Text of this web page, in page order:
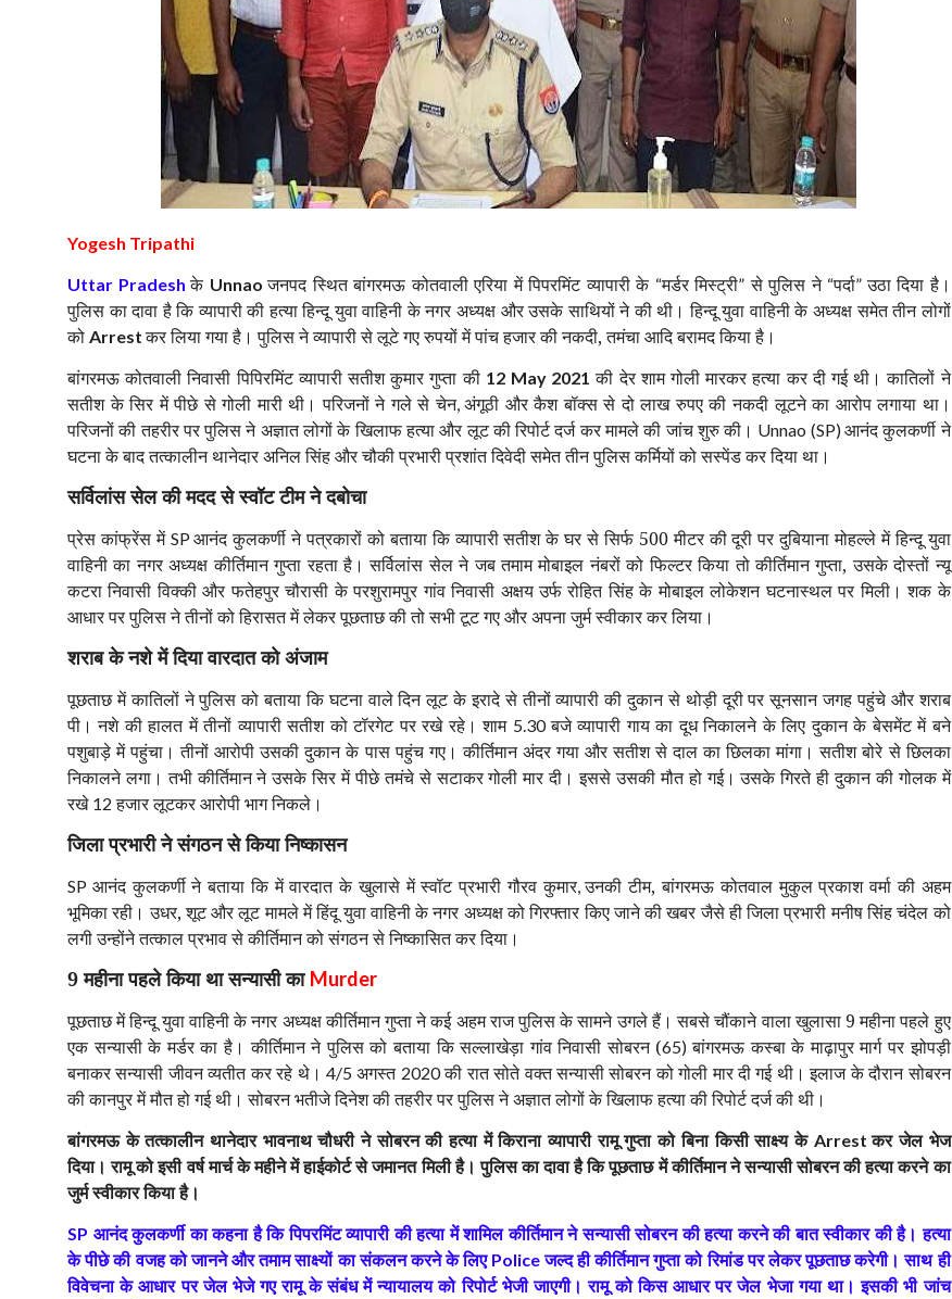
Yogesh Tripathi
Uttar Pradeshके Unnao जनपद स्थित बांगरमऊ कोतवाली एरिया में पिपरमिंट व्यापारी के “मर्डर मिस्ट्री” से पुलिस ने “पर्दा”उठा दिया है।
पुलिस का दावा है कि व्यापारी की हत्या हिन्दू युवा वाहिनी के नगर अध्यक्ष और उसके साथियों ने की थी। हिन्दू युवा वाहिनी के अध्यक्ष समेत तीन लोगों
को Arrestकर लिया गया है। पुलिस ने व्यापारी से लूटे गए रुपयों में पांच हजार की नकदी, तमंचा आदि बरामद किया है।
बांगरमऊ कोतवाली निवासी पिपिरमिंट व्यापारी सतीश कुमार गुप्ता की 12 May 2021 की देर शाम गोली मारकर हत्या कर दी गई थी। कातिलों ने
सतीश के सिर में पीछे से गोली मारी थी। परिजनों ने गले से चेन,अंगूठी और कैश बॉक्स से दो लाख रुपए की नकदी लूटने का आरोप लगाया था।
परिजनों की तहरीर पर पुलिस ने अज्ञात लोगों के खिलाफ हत्या और लूट की रिपोर्ट दर्ज कर मामले की जांच शुरु की। Unnao (SP)आनंद कुलकर्णी ने
घटना के बाद तत्कालीन थानेदार अनिल सिंह और चौकी प्रभारी प्रशांत दिवेदी समेत तीन पुलिस कर्मियों को सस्पेंड कर दिया था।
सर्विलांस सेल की मदद से स्वॉट टीम ने दबोचा
प्रेस कांफ्रेंस में SPआनंद कुलकर्णी ने पत्रकारों को बताया कि व्यापारी सतीश के घर से सिर्फ 500 मीटर की दूरी पर दुबियाना मोहल्ले में हिन्दू युवा
वाहिनी का नगर अध्यक्ष कीर्तिमान गुप्ता रहता है। सर्विलांस सेल ने जब तमाम मोबाइल नंबरों को फिल्टर किया तो कीर्तिमान गुप्ता, उसके दोस्तों न्यू
कटरा निवासी विक्की और फतेहपुर चौरासी के परशुरामपुर गांव निवासी अक्षय उर्फ रोहित सिंह के मोबाइल लोकेशन घटनास्थल पर मिली। शक के
आधार पर पुलिस ने तीनों को हिरासत में लेकर पूछताछ की तो सभी टूट गए और अपना जुर्म स्वीकार कर लिया।
शराब के नशे में दिया वारदात को अंजाम
पूछताछ में कातिलों ने पुलिस को बताया कि घटना वाले दिन लूट के इरादे से तीनों व्यापारी की दुकान से थोड़ी दूरी पर सूनसान जगह पहुंचे और शराब
पी। नशे की हालत में तीनों व्यापारी सतीश को टॉरगेट पर रखे रहे। शाम 5.30बजे व्यापारी गाय का दूध निकालने के लिए दुकान के बेसमेंट में बने
पशुबाड़े में पहुंचा। तीनों आरोपी उसकी दुकान के पास पहुंच गए। कीर्तिमान अंदर गया और सतीश से दाल का छिलका मांगा। सतीश बोरे से छिलका
निकालने लगा। तभी कीर्तिमान ने उसके सिर में पीछे तमंचे से सटाकर गोली मार दी। इससे उसकी मौत हो गई। उसके गिरते ही दुकान की गोलक में
रखे 12 हजार लूटकर आरोपी भाग निकले।
जिला प्रभारी ने संगठन से किया निष्कासन
SP आनंद कुलकर्णी ने बताया कि में वारदात के खुलासे में स्वॉट प्रभारी गौरव कुमार,उनकी टीम, बांगरमऊ कोतवाल मुकुल प्रकाश वर्मा की अहम
भूमिका रही। उधर, शूट और लूट मामले में हिंदू युवा वाहिनी के नगर अध्यक्ष को गिरफ्तार किए जाने की खबर जैसे ही जिला प्रभारी मनीष सिंह चंदेल को
लगी उन्होंने तत्काल प्रभाव से कीर्तिमान को संगठन से निष्कासित कर दिया।
9 महीना पहले किया था सन्यासी का Murder
पूछताछ में हिन्दू युवा वाहिनी के नगर अध्यक्ष कीर्तिमान गुप्ता ने कई अहम राज पुलिस के सामने उगले हैं। सबसे चौंकाने वाला खुलासा 9 महीना पहले हुए
एक सन्यासी के मर्डर का है। कीर्तिमान ने पुलिस को बताया कि सल्लाखेड़ा गांव निवासी सोबरन (65)बांगरमऊ कस्बा के माढ़ापुर मार्ग पर झोपड़ी
बनाकर सन्यासी जीवन व्यतीत कर रहे थे। 4/5अगस्त 2020की रात सोते वक्त सन्यासी सोबरन को गोली मार दी गई थी। इलाज के दौरान सोबरन
की कानपुर में मौत हो गई थी। सोबरन भतीजे दिनेश की तहरीर पर पुलिस ने अज्ञात लोगों के खिलाफ हत्या की रिपोर्ट दर्ज की थी।
बांगरमऊ के तत्कालीन थानेदार भावनाथ चौधरी ने सोबरन की हत्या में किराना व्यापारी रामू गुप्ता को बिना किसी साक्ष्य के Arrestकर जेल भेज
दिया। रामू को इसी वर्ष मार्च के महीने में हाईकोर्ट से जमानत मिली है। पुलिस का दावा है कि पूछताछ में कीर्तिमान ने सन्यासी सोबरन की हत्या करने का
जुर्म स्वीकार किया है।
SP आनंद कुलकर्णी का कहना है कि पिपरमिंट व्यापारी की हत्या में शामिल कीर्तिमान ने सन्यासी सोबरन की हत्या करने की बात स्वीकार की है। हत्या
के पीछे की वजह को जानने और तमाम साक्ष्यों का संकलन करने के लिए Policeजल्द ही कीर्तिमान गुप्ता को रिमांड पर लेकर पूछताछ करेगी। साथ ही
विवेचना के आधार पर जेल भेजे गए रामू के संबंध में न्यायालय को रिपोर्ट भेजी जाएगी। रामू को किस आधार पर जेल भेजा गया था। इसकी भी जांच